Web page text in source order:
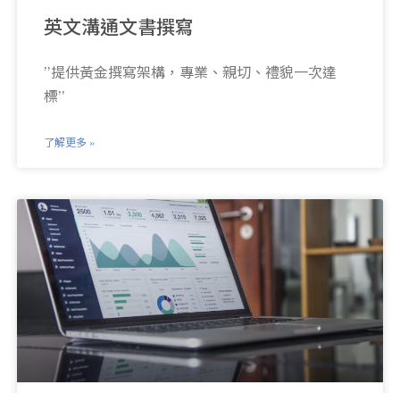
英文溝通文書撰寫
’’提供黃金撰寫架構，專業、親切、禮貌一次達
標’’
了解更多 »